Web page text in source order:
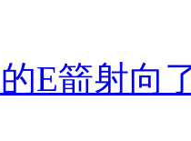
E箭射向